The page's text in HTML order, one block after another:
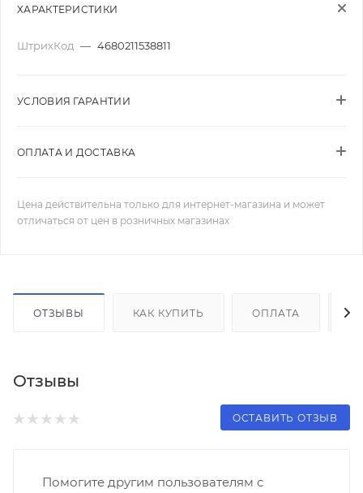
ХАРАКТЕРИСТИКИ
ШтрихКод — 4680211538811
УСЛОВИЯ ГАРАНТИИ
ОПЛАТА И ДОСТАВКА
Цена действительна только для интернет-магазина и может
отличаться от цен в розничных магазинах
ОТЗЫВЫ КАК КУПИТЬ ОПЛАТА
Отзывы
ОСТАВИТЬ ОТЗЫВ
Помогите другим пользователям с